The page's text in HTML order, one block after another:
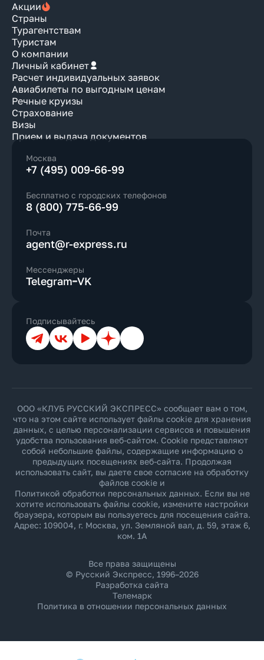
Акции
Страны
Турагентствам
Туристам
О компании
Личный кабинет
Расчет индивидуальных заявок
Авиабилеты по выгодным ценам
Речные круизы
Страхование
Визы
Прием и выдача документов
Москва
+7 (495) 009-66-99
Бесплатно с городских телефонов
8 (800) 775-66-99
Почта
agent@r-express.ru
Мессенджеры
Telegram VK
Подписывайтесь
ТелеграмВКонтакте
YouTubeДзен Max
ООО «КЛУБ РУССКИЙ ЭКСПРЕСС» сообщает вам о том,
что на этом сайте использует файлы cookie для хранения
данных, с целью персонализации сервисов и повышения
удобства пользования веб-сайтом. Cookie представляют
собой небольшие файлы, содержащие информацию о
предыдущих посещениях веб-сайта. Продолжая
использовать сайт, вы даете свое согласие на обработку
файлов cookie и
Политикой обработки персональных данных. Если вы не
хотите использовать файлы cookie, измените настройки
браузера, которым вы пользуетесь для посещения сайта.
Адрес: 109004, г. Москва, ул. Земляной вал, д. 59, этаж 6,
ком. 1А
Все права защищены
© Русский Экспресс, 1996–2026
Разработка сайта
Телемарк
Политика в отношении персональных данных